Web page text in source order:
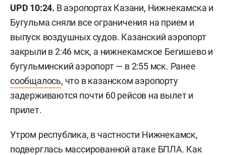
UPD 10:24. В аэропортах Казани, Нижнекамска и
Бугульма сняли все ограничения на прием и
выпуск воздушных судов. Казанский аэропорт
закрыли в 2:46 мск, а нижнекамское Бегишево и
бугульминский аэропорт — в 2:55 мск. Ранее
сообщалось, что в казанском аэропорту
задерживаются почти 60 рейсов на вылет и
прилет.
Утром республика, в частности Нижнекамск,
подверглась массированной атаке БПЛА. Как